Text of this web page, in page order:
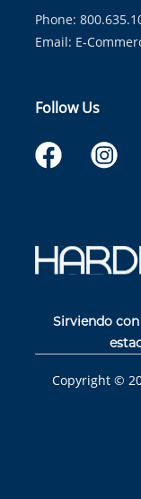
Phone:
Email: E-
Follow Us
Sirviendo
Copyright ©